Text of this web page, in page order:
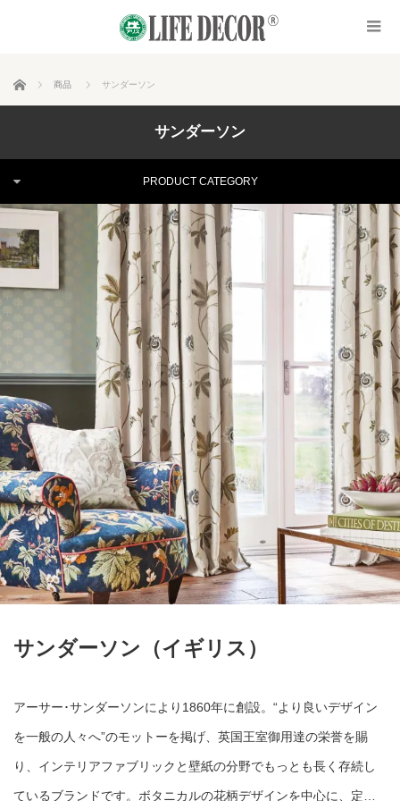
ホーム 商品 サンダーソン
サンダーソン
PRODUCT CATEGORY
サンダーソン（イギリス）
アーサー･サンダーソンにより1860年に創設。“より良いデザイン
を一般の人々へ”のモットーを掲げ、英国王室御用達の栄誉を賜
り、インテリアファブリックと壁紙の分野でもっとも長く存続し
ているブランドです。ボタニカルの花柄デザインを中心に、定…